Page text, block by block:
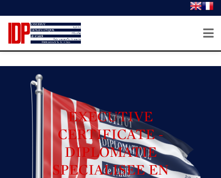
EXECUTIVE
CERTIFICATE -
DIPLOMATIE
SPECIALISEE EN